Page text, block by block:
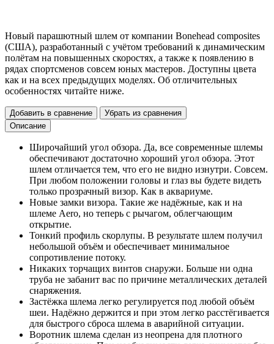
Новый парашютный шлем от компании Bonehead composites
(США), разработанный с учётом требований к динамическим
полётам на повышенных скоростях, а также к появлению в
рядах спортсменов совсем юных мастеров. Доступны цвета
как и на всех предыдущих моделях. Об отличительных
особенностях читайте ниже.
Добавить в сравнение
Убрать из сравнения
Описание
Широчайший угол обзора. Да, все современные шлемы
обеспечивают достаточно хороший угол обзора. Этот
шлем отличается тем, что его не видно изнутри. Совсем.
При любом положении головы и глаз вы будете видеть
только прозрачный визор. Как в аквариуме.
Новые замки визора. Такие же надёжные, как и на
шлеме Aero, но теперь с рычагом, облегчающим
открытие.
Тонкий профиль скорлупы. В результате шлем получил
небольшой объём и обеспечивает минимальное
сопротивление потоку.
Никаких торчащих винтов снаружи. Больше ни одна
труба не забанит вас по причине металлических деталей
снаряжения.
Застёжка шлема легко регулируется под любой объём
шеи. Надёжно держится и при этом легко расстёгивается
для быстрого сброса шлема в аварийной ситуации.
Воротник шлема сделан из неопрена для плотного